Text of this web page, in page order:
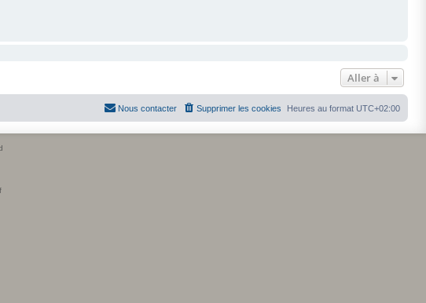
Aller à
Heures au format UTC+02:00
Supprimer les cookies
Nous contacter